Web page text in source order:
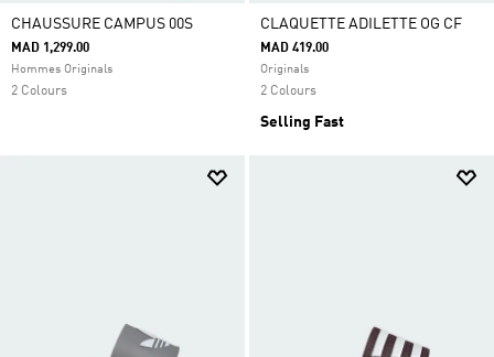
CHAUSSURE CAMPUS 00S
MAD 1,299.00
Hommes Originals
2 Colours
CLAQUETTE ADILETTE OG CF
MAD 419.00
Originals
2 Colours
Selling Fast